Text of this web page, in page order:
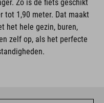
Zo is de fiets geschikt
tot 1,90 meter. Dat maakt
het hele gezin, buren,
zelf op, als het perfecte